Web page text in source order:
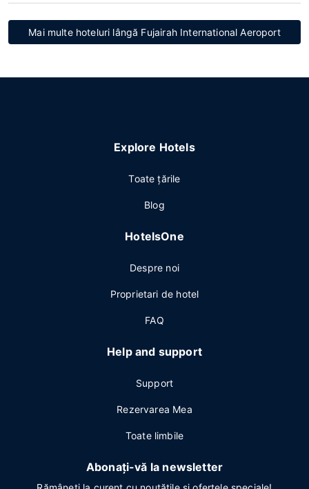
Mai multe hoteluri lângă Fujairah International Aeroport
Explore Hotels
Toate ţările
Blog
HotelsOne
Despre noi
Proprietari de hotel
FAQ
Help and support
Support
Rezervarea Mea
Toate limbile
Abonați-vă la newsletter